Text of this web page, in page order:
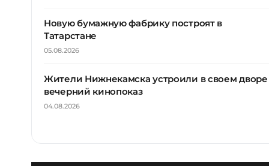
Новую бумажную фабрику построят в
Татарстане
05.08.2026
Жители Нижнекамска устроили в своем дворе
вечерний кинопоказ
04.08.2026